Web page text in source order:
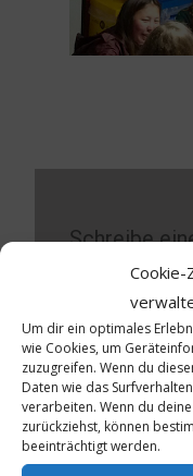
Cookie-
Um dir ein optimales
wie Cookies, um
zuzugreifen. Wenn du
Daten wie das
verarbeiten. Wenn du
zurückziehst, können
beeinträchtigt werden.
Schreibe
Deine E-Mail-
Kommentar *